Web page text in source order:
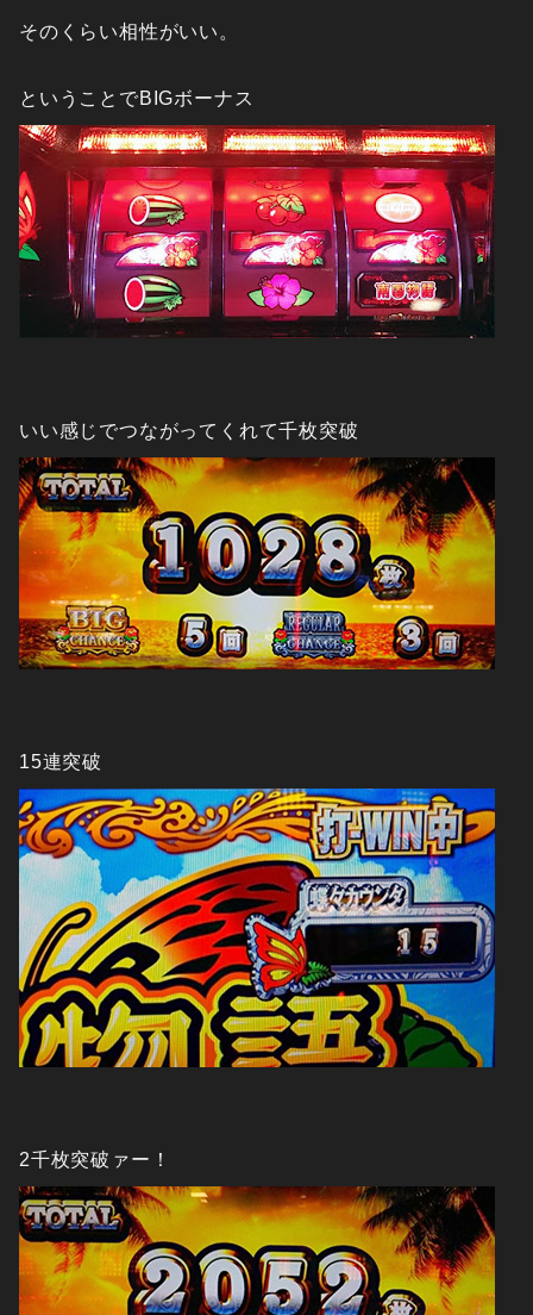
そのくらい相性がいい。
ということでBIGボーナス
いい感じでつながってくれて千枚突破
15連突破
2千枚突破ァー！